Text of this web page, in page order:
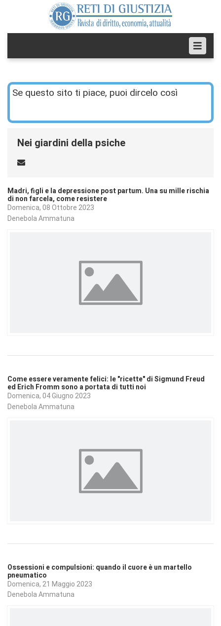
Se questo sito ti piace, puoi dircelo così
Nei giardini della psiche
Madri, figli e la depressione post partum. Una su mille rischia
di non farcela, come resistere
Domenica, 08 Ottobre 2023
Denebola Ammatuna
Come essere veramente felici: le "ricette" di Sigmund Freud
ed Erich Fromm sono a portata di tutti noi
Domenica, 04 Giugno 2023
Denebola Ammatuna
Ossessioni e compulsioni: quando il cuore è un martello
pneumatico
Domenica, 21 Maggio 2023
Denebola Ammatuna